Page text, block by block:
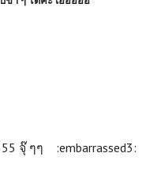
จุ๊ ๆๆ :embarrassed3: